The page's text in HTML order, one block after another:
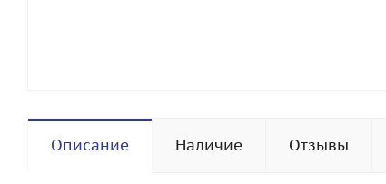
Описание Наличие Отзывы